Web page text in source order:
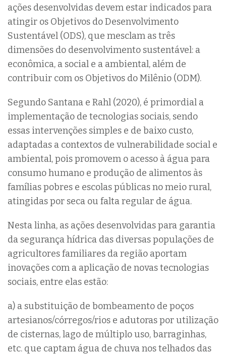
ações desenvolvidas devem estar indicados para
atingir os Objetivos do Desenvolvimento
Sustentável (ODS), que mesclam as três
dimensões do desenvolvimento sustentável: a
econômica, a social e a ambiental, além de
contribuir com os Objetivos do Milênio (ODM).
Segundo Santana e Rahl (2020), é primordial a
implementação de tecnologias sociais, sendo
essas intervenções simples e de baixo custo,
adaptadas a contextos de vulnerabilidade social e
ambiental, pois promovem o acesso à água para
consumo humano e produção de alimentos às
famílias pobres e escolas públicas no meio rural,
atingidas por seca ou falta regular de água.
Nesta linha, as ações desenvolvidas para garantia
da segurança hídrica das diversas populações de
agricultores familiares da região aportam
inovações com a aplicação de novas tecnologias
sociais, entre elas estão:
a) a substituição de bombeamento de poços
artesianos/córregos/rios e adutoras por utilização
de cisternas, lago de múltiplo uso, barraginhas,
etc. que captam água de chuva nos telhados das